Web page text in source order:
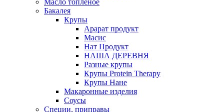
Масло топленое
Бакалея
Крупы
Арарат продукт
Масис
Нат Продукт
НАША ДЕРЕВНЯ
Разные крупы
Крупы Protein Therapy
Крупы Нане
Макаронные изделия
Соусы
Специи, приправы